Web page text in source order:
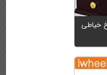
خیاطی